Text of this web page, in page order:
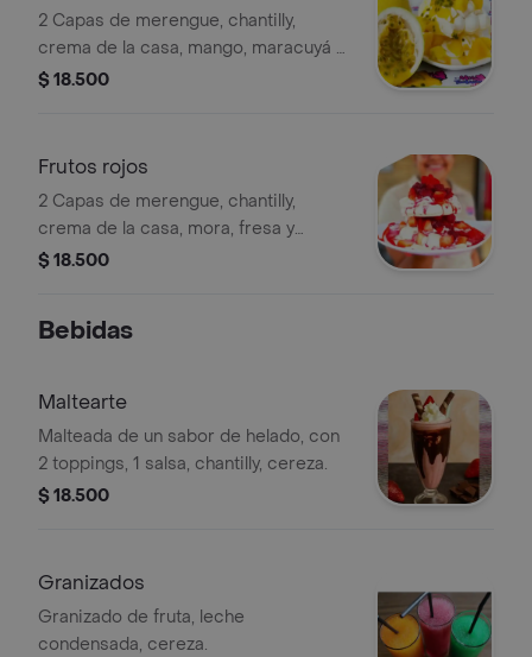
2 Capas de merengue, chantilly,
crema de la casa, mango, maracuyá y
durazno.
$ 18.500
Frutos rojos
2 Capas de merengue, chantilly,
crema de la casa, mora, fresa y
cereza.
$ 18.500
Bebidas
Maltearte
Malteada de un sabor de helado, con
2 toppings, 1 salsa, chantilly, cereza.
$ 18.500
Granizados
Granizado de fruta, leche
condensada, cereza.